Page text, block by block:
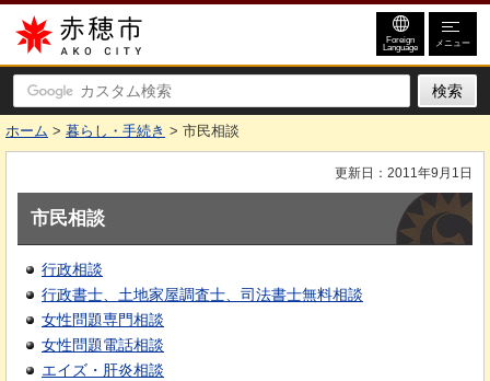
赤穂市
Foreign
Language メニュー
ホーム > 暮らし・手続き > 市民相談
更新日：2011年9月1日
市民相談
行政相談
行政書士、土地家屋調査士、司法書士無料相談
女性問題専門相談
女性問題電話相談
エイズ・肝炎相談